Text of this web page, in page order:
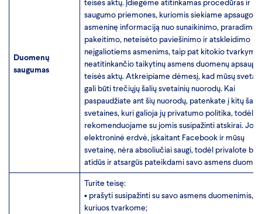
Duomenų
saugumas
teisės aktų. Įdiegėme atitinkamas procedūras ir
saugumo priemones, kuriomis siekiame apsaugoti
asmeninę informaciją nuo sunaikinimo, praradimo
pakeitimo, neteisėto paviešinimo ir atskleidimo
neįgaliotiems asmenims, taip pat kitokio tvarkymo,
neatitinkančio taikytinų asmens duomenų
teisės aktų. Atkreipiame dėmesį, kad mūsų
gali būti trečiųjų šalių svetainių nuorodų. Kai
paspaudžiate ant šių nuorodų, patenkate į kitų šalių
svetaines, kuri galioja jų privatumo politika, todėl
rekomenduojame su jomis susipažinti atskirai.
elektroninė erdvė, įskaitant Facebook ir mūsų
svetainę, nėra absoliučiai saugi, todėl privalote būti
atidūs ir atsargūs pateikdami savo asmens
Turite teisę:
• prašyti susipažinti su savo asmens duomenimis,
kuriuos tvarkome;